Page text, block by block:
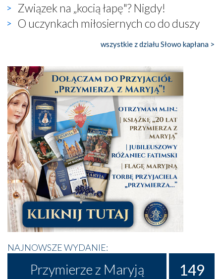
Związek na „kocią łapę"? Nigdy!
O uczynkach miłosiernych co do duszy
wszystkie z działu Słowo kapłana >
NAJNOWSZE WYDANIE:
Przymierze z Maryją 149